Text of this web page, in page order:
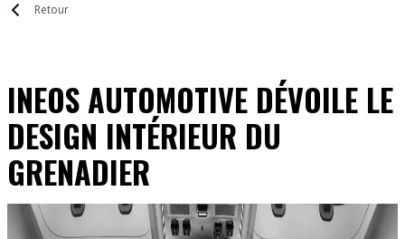
Retour
INEOS AUTOMOTIVE DÉVOILE LE
DESIGN INTÉRIEUR DU
GRENADIER